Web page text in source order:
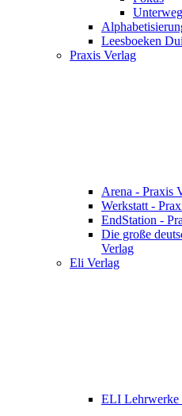
Leesboeken
Praxis Verlag
Arena - Praxis
Werkstatt -
EndStation -
Die große
Verlag
Eli Verlag
ELI Lehrwerke